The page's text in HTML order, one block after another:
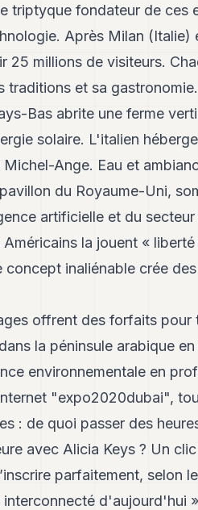
triptyque fondateur de ces
Après Milan
25 millions de visiteurs.
et sa
Bas abrite une ferme
solaire. L'italien
Ange. Eau et
du Royaume-Uni,
artificielle et du
la jouent «
inaliénable crée
offrent des forfaits pour
la péninsule arabique
environnementale en
"expo2020dubai",
: de quoi passer des
avec Alicia Keys ? Un
parfaitement, selon
d'aujourd'hui